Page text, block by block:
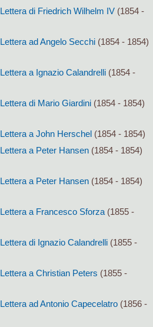
Lettera di Friedrich Wilhelm IV (1854 -
Lettera ad Angelo Secchi (1854 - 1854)
Lettera a Ignazio Calandrelli (1854 -
Lettera di Mario Giardini (1854 - 1854)
Lettera a John Herschel (1854 - 1854)
Lettera a Peter Hansen (1854 - 1854)
Lettera a Peter Hansen (1854 - 1854)
Lettera a Francesco Sforza (1855 -
Lettera di Ignazio Calandrelli (1855 -
Lettera a Christian Peters (1855 -
Lettera ad Antonio Capecelatro (1856 -